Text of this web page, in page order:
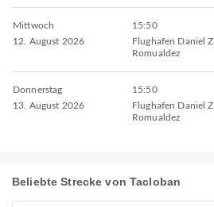
Mittwoch
12. August 2026
15:50
Flughafen Daniel Z.
Romualdez
Donnerstag
13. August 2026
15:50
Flughafen Daniel Z.
Romualdez
Beliebte Strecke von Tacloban